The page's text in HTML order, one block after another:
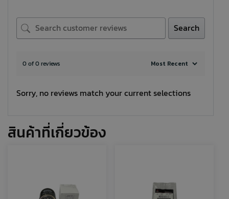
Search
0 of 0 reviews
Sorry, no reviews match your current selections
สินค้าที่เกี่ยวข้อง